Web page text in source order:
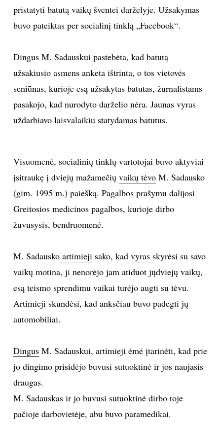
pristatyti batutą vaikų šventei darželyje. Užsakymas
buvo pateiktas per socialinį tinklą „Facebook“.
Dingus M. Sadauskui pastebėta, kad batutą
užsakiusio asmens anketa ištrinta, o tos vietovės
seniūnas, kurioje esą užsakytas batutas, žurnalistams
pasakojo, kad nurodyto darželio nėra. Jaunas vyras
uždarbiavo laisvalaikiu statydamas batutus.
Visuomenė, socialinių tinklų vartotojai buvo aktyviai
įsitraukę į dviejų mažamečių vaikų tėvoM. Sadausko
(gim. 1995 m.) paiešką. Pagalbos prašymu dalijosi
Greitosios medicinos pagalbos, kurioje dirbo
žuvusysis, bendruomenė.
M. Sadauskoartimiejisako, kad vyrasskyrėsi su savo
vaikų motina, ji nenorėjo jam atiduot jųdviejų vaikų,
esą teismo sprendimu vaikai turėjo augti su tėvu.
Artimieji skundėsi, kad anksčiau buvo padegti jų
automobiliai.
DingusM. Sadauskui, artimieji ėmė įtarinėti, kad prie
jo dingimo prisidėjo buvusi sutuoktinė ir jos naujasis
draugas.
M. Sadauskas ir jo buvusi sutuoktinė dirbo toje
pačioje darbovietėje, abu buvo paramedikai.